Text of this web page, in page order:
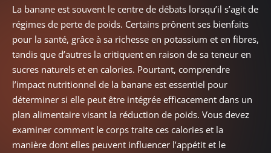
La banane est souvent le centre de débats lorsqu’il s’agit de
régimes de perte de poids. Certains prônent ses bienfaits
pour la santé, grâce à sa richesse en potassium et en fibres,
tandis que d’autres la critiquent en raison de sa teneur en
sucres naturels et en calories. Pourtant, comprendre
l’impact nutritionnel de la banane est essentiel pour
déterminer si elle peut être intégrée efficacement dans un
plan alimentaire visant la réduction de poids. Vous devez
examiner comment le corps traite ces calories et la
manière dont elles peuvent influencer l’appétit et le